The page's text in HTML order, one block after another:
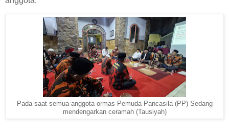
Pada saat semua anggota ormas Pemuda Pancasila (PP) Sedang
mendengarkan ceramah (Tausiyah)